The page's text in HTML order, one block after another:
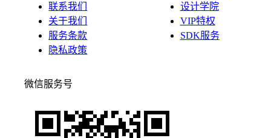
联系我们
关于我们
服务条款
隐私政策
设计学院
VIP特权
SDK服务
微信服务号